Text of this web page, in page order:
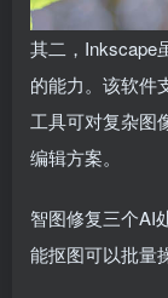
其二，Inkscape
的能力。该软件
工具可对复杂图
编辑方案。
智图修复三个AI
能抠图可以批量